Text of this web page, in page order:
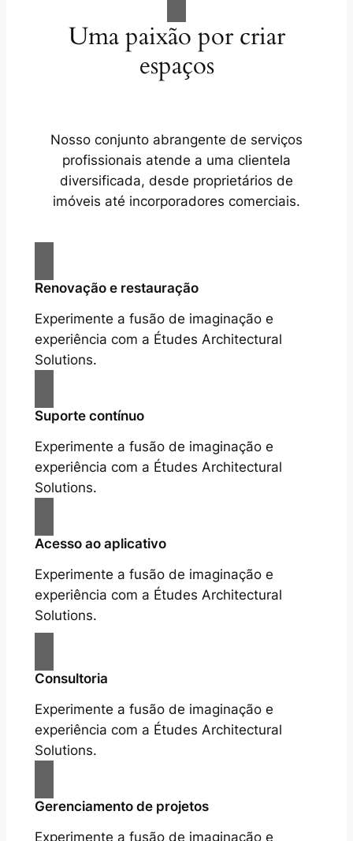
Uma paixão por criar
espaços
Nosso conjunto abrangente de serviços
profissionais atende a uma clientela
diversificada, desde proprietários de
imóveis até incorporadores comerciais.
Renovação e restauração
Experimente a fusão de imaginação e
experiência com a Études Architectural
Solutions.
Suporte contínuo
Experimente a fusão de imaginação e
experiência com a Études Architectural
Solutions.
Acesso ao aplicativo
Experimente a fusão de imaginação e
experiência com a Études Architectural
Solutions.
Consultoria
Experimente a fusão de imaginação e
experiência com a Études Architectural
Solutions.
Gerenciamento de projetos
Experimente a fusão de imaginação e